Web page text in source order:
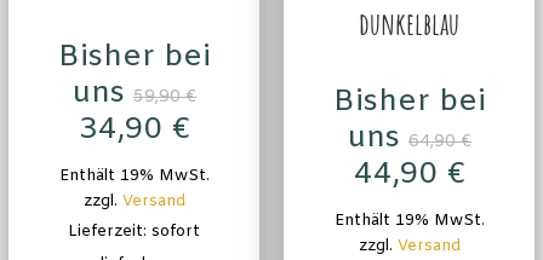
Bisher bei
uns 59,90€
34,90 €
Enthält 19% MwSt.
zzgl. Versand
Lieferzeit: sofort
dunkelblau
Bisher bei
uns 64,90€
44,90 €
Enthält 19% MwSt.
zzgl. Versand